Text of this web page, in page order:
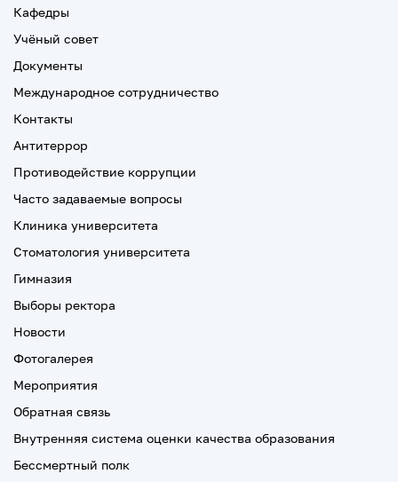
Кафедры
Учёный совет
Документы
Международное сотрудничество
Контакты
Антитеррор
Противодействие коррупции
Часто задаваемые вопросы
Клиника университета
Стоматология университета
Гимназия
Выборы ректора
Новости
Фотогалерея
Мероприятия
Обратная связь
Внутренняя система оценки качества образования
Бессмертный полк